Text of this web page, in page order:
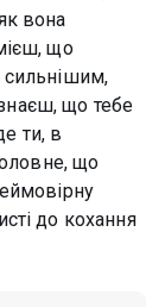
вона
що
сильнішим,
що тебе
ти, в
що
до кохання